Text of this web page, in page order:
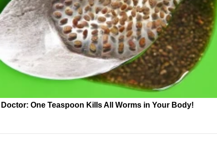
Doctor: One Teaspoon Kills All Worms in Your Body!